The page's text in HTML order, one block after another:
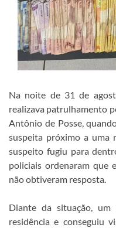
Na noite de 31 de
realizava patrulhamento
Antônio de Posse,
suspeita próximo a uma
suspeito fugiu para
policiais ordenaram que
não obtiveram resposta.
Diante da situação,
residência e conseguiu